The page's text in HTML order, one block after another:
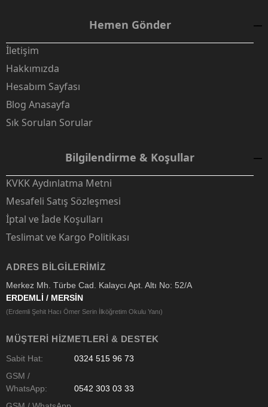
Hemen Gönder
İletişim
Hakkımızda
Hesabım Sayfası
Blog Anasayfa
Sık Sorulan Sorular
Bilgilendirme & Koşullar
KVKK Aydınlatma Metni
Mesafeli Satış Sözleşmesi
İptal ve İade Koşulları
Teslimat ve Kargo Politikası
ADRES BILGILERIMIZ
Merkez Mh. Türbe Cad. Kalaycı Apt. Altı No: 52/A
ERDEMLİ / MERSİN
(Erdemli Şehit Hacı Ömer Serin İlköğretim Okulu Yanı)
MÜŞTERI HIZMETLERI & DESTEK
Sabit Hat:
0324 515 96 73
GSM /
WhatsApp:
0542 303 03 33